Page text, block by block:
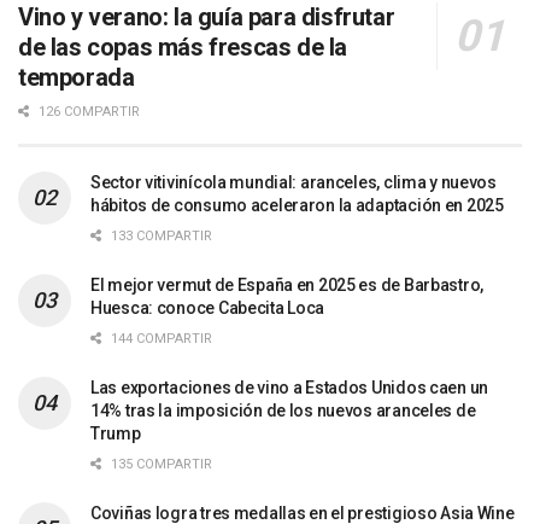
Vino y verano: la guía para disfrutar
de las copas más frescas de la
temporada
126 COMPARTIR
Sector vitivinícola mundial: aranceles, clima y nuevos
hábitos de consumo aceleraron la adaptación en 2025
133 COMPARTIR
El mejor vermut de España en 2025 es de Barbastro,
Huesca: conoce Cabecita Loca
144 COMPARTIR
Las exportaciones de vino a Estados Unidos caen un
14% tras la imposición de los nuevos aranceles de
Trump
135 COMPARTIR
Coviñas logra tres medallas en el prestigioso Asia Wine